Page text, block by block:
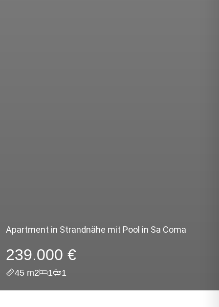
Apartment in Strandnähe mit Pool in Sa Coma
239.000 €
45 m2 1 1